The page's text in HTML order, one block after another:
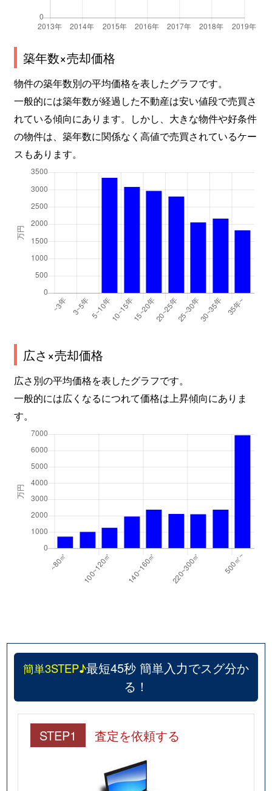
築年数×売却価格
物件の築年数別の平均価格を表したグラフです。
一般的には築年数が経過した不動産は安い値段で売買さ
れている傾向にあります。しかし、大きな物件や好条件
の物件は、築年数に関係なく高値で売買されているケー
スもあります。
広さ×売却価格
広さ別の平均価格を表したグラフです。
一般的には広くなるにつれて価格は上昇傾向にありま
す。
簡単3STEP♪最短45秒 簡単入力でスグ分か
る！
STEP1 査定を依頼する